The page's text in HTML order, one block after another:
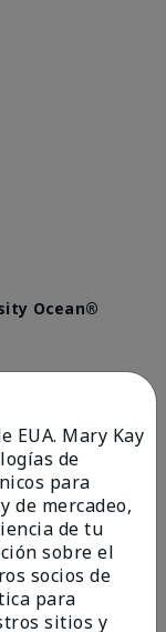
Ocean®
EUA. Mary Kay
de
para
de mercadeo,
de tu
sobre el
socios de
para
sitios y